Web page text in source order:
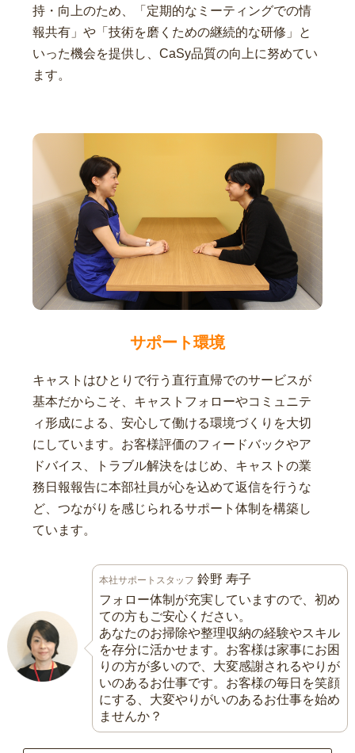
持・向上のため、「定期的なミーティングでの情
報共有」や「技術を磨くための継続的な研修」と
いった機会を提供し、CaSy品質の向上に努めてい
ます。
サポート環境
キャストはひとりで行う直行直帰でのサービスが
基本だからこそ、キャストフォローやコミュニテ
ィ形成による、安心して働ける環境づくりを大切
にしています。お客様評価のフィードバックやア
ドバイス、トラブル解決をはじめ、キャストの業
務日報報告に本部社員が心を込めて返信を行うな
ど、つながりを感じられるサポート体制を構築し
ています。
本社サポートスタッフ 鈴野 寿子
フォロー体制が充実していますので、初め
ての方もご安心ください。
あなたのお掃除や整理収納の経験やスキル
を存分に活かせます。お客様は家事にお困
りの方が多いので、大変感謝されるやりが
いのあるお仕事です。お客様の毎日を笑顔
にする、大変やりがいのあるお仕事を始め
ませんか？